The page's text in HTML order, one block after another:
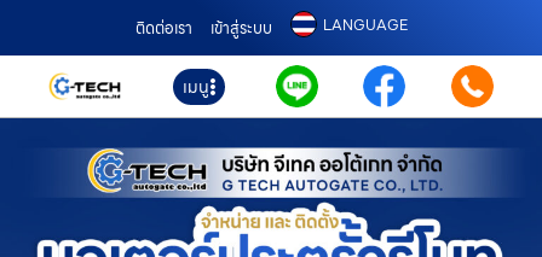
ติดต่อเรา เข้าสู่ระบบ LANGUAGE
เมนู